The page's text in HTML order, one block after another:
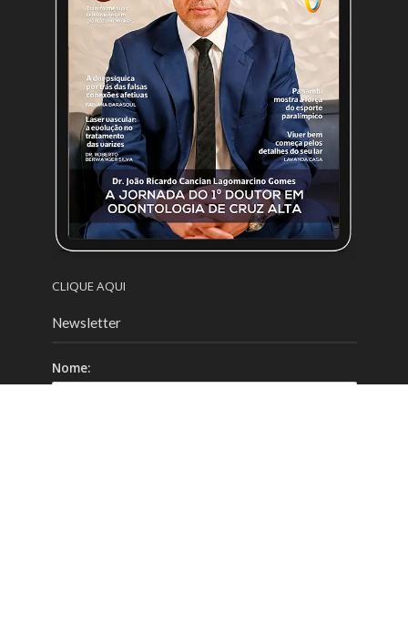
CLIQUE AQUI
Newsletter
Nome: